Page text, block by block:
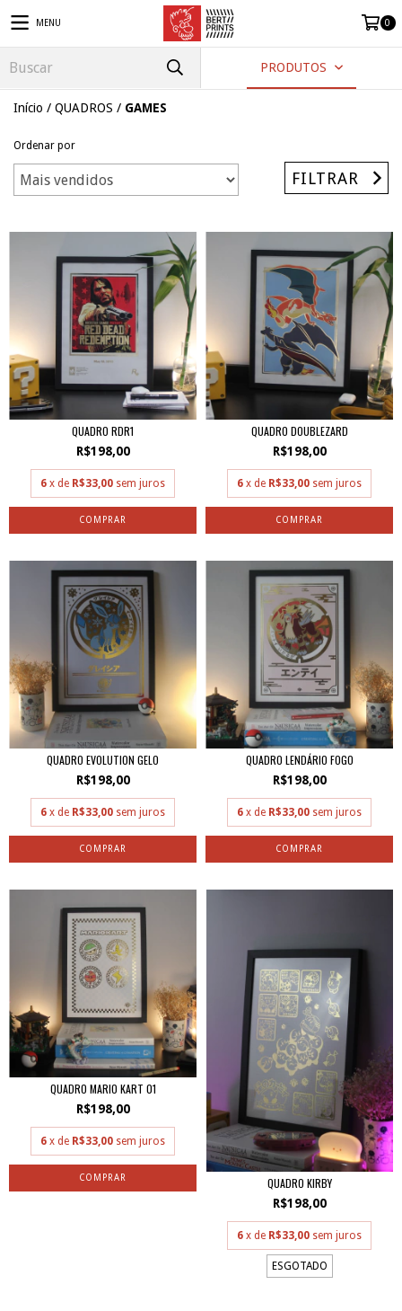
MENU 0
PRODUTOS
Início / QUADROS / GAMES
Ordenar por
FILTRAR
QUADRO RDR1
R$198,00
6 x de R$33,00 sem juros
QUADRO DOUBLEZARD
R$198,00
6 x de R$33,00 sem juros
QUADRO EVOLUTION GELO
R$198,00
6 x de R$33,00 sem juros
QUADRO LENDÁRIO FOGO
R$198,00
6 x de R$33,00 sem juros
QUADRO MARIO KART 01
R$198,00
6 x de R$33,00 sem juros
QUADRO KIRBY
R$198,00
6 x de R$33,00 sem juros
ESGOTADO